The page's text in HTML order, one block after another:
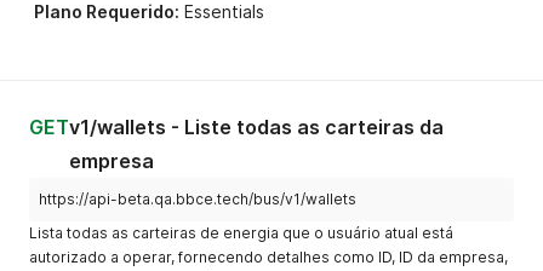
Plano Requerido: Essentials
GETv1/wallets - Liste todas as carteiras da
empresa
https://api-beta.qa.bbce.tech/bus/v1/wallets
Lista todas as carteiras de energia que o usuário atual está
autorizado a operar, fornecendo detalhes como ID, ID da empresa,